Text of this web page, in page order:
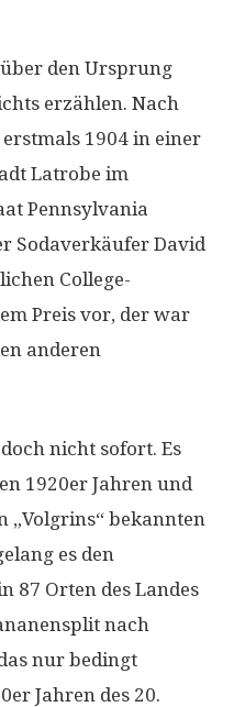
den Ursprung
erzählen. Nach
1904 in einer
Latrobe im
Pennsylvania
Sodaverkäufer David
College-
Preis vor, der war
anderen
nicht sofort. Es
1920er Jahren und
„Volgrins“ bekannten
es den
87 Orten des Landes
nach
nur bedingt
Jahren des 20.